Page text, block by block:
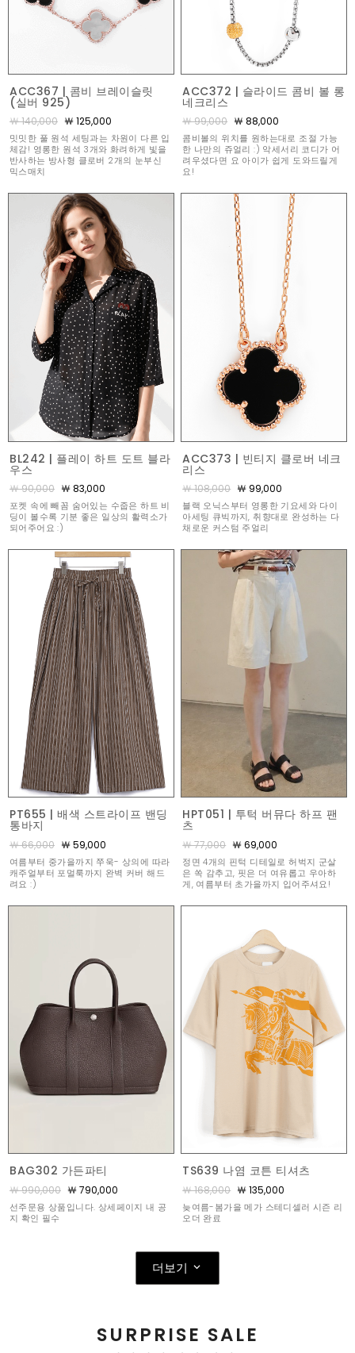
ACC367 | 콤비 브레이슬릿
(실버 925)
￦ 140,000 ￦ 125,000
밋밋한 풀 원석 세팅과는 차원이 다른 입
체감! 영롱한 원석 3개와 화려하게 빛을
반사하는 방사형 클로버 2개의 눈부신
믹스매치
ACC372 | 슬라이드 콤비 볼 롱
네크리스
￦ 99,000 ￦ 88,000
콤비볼의 위치를 원하는대로 조절 가능
한 나만의 쥬얼리 :) 악세서리 코디가 어
려우셨다면 요 아이가 쉽게 도와드릴게
요!
BL242 | 플레이 하트 도트 블라
우스
￦ 90,000 ￦ 83,000
포켓 속에 빼꼼 숨어있는 수줍은 하트 비
딩이 볼수록 기분 좋은 일상의 활력소가
되어주어요 :)
ACC373 | 빈티지 클로버 네크
리스
￦ 108,000 ￦ 99,000
블랙 오닉스부터 영롱한 기요세와 다이
아세팅 큐빅까지, 취향대로 완성하는 다
채로운 커스텀 주얼리
PT655 | 배색 스트라이프 밴딩
통바지
￦ 66,000 ￦ 59,000
여름부터 중가을까지 쭈욱- 상의에 따라
캐주얼부터 포멀룩까지 완벽 커버 해드
려요 :)
HPT051 | 투턱 버뮤다 하프 팬
츠
￦ 77,000 ￦ 69,000
정면 4개의 핀턱 디테일로 허벅지 군살
은 쏙 감추고, 핏은 더 여유롭고 우아하
게, 여름부터 초가을까지 입어주셔요!
BAG302 가든파티
￦ 990,000 ￦ 790,000
선주문용 상품입니다. 상세페이지 내 공
지 확인 필수
TS639 나염 코튼 티셔츠
￦ 168,000 ￦ 135,000
늦여름-봄가을 메가 스테디셀러 시즌 리
오더 완료
더보기
SURPRISE SALE